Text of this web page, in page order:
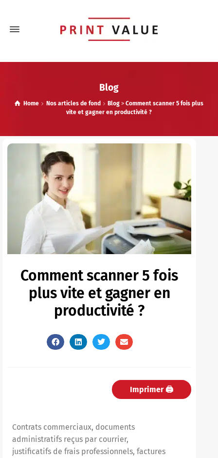
Blog
Home Nos articles de fond Blog > Comment scanner 5 fois plus
vite et gagner en productivité ?
Comment scanner 5 fois
plus vite et gagner en
productivité ?
Imprimer 🖨
Contrats commerciaux, documents
administratifs reçus par courrier,
justificatifs de frais professionnels, factures